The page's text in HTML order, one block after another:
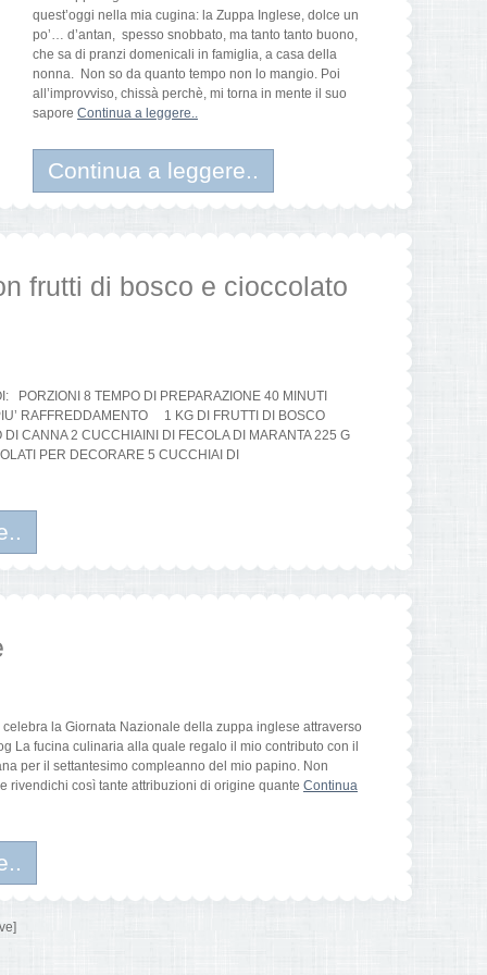
quest’oggi nella mia cugina: la Zuppa Inglese, dolce un
po’… d’antan, spesso snobbato, ma tanto tanto buono,
che sa di pranzi domenicali in famiglia, a casa della
nonna. Non so da quanto tempo non lo mangio. Poi
all’improvviso, chissà perchè, mi torna in mente il suo
sapore Continua a leggere..
Continua a leggere..
frutti di bosco e cioccolato
PORZIONI 8 TEMPO DI PREPARAZIONE 40 MINUTI
RAFFREDDAMENTO 1 KG DI FRUTTI DI BOSCO
CANNA 2 CUCCHIAINI DI FECOLA DI MARANTA 225 G
PER DECORARE 5 CUCCHIAI DI
la Giornata Nazionale della zuppa inglese attraverso
La fucina culinaria alla quale regalo il mio contributo con il
per il settantesimo compleanno del mio papino. Non
rivendichi così tante attribuzioni di origine quante Continua